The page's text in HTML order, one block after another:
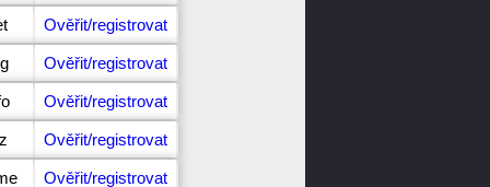
Ověřit/registrovat
Ověřit/registrovat
Ověřit/registrovat
Ověřit/registrovat
Ověřit/registrovat